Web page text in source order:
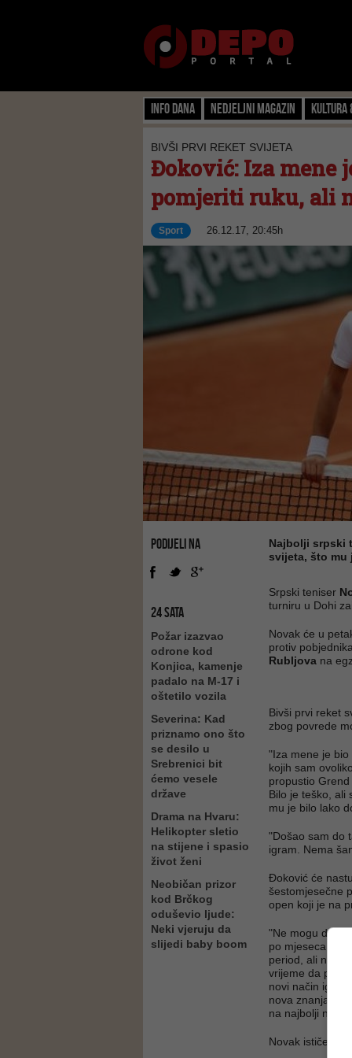
Info dana Nedjeljni magazin Kultura
BIVŠI PRVI REKET SVIJETA
Đoković: Iza mene
pomjeriti ruku, ali
Sport 26.12.17, 20:45h
PODIJELI NA
24 SATA
Požar izazvao
odrone kod
Konjica, kamenje
padalo na M-17 i
oštetilo vozila
Severina: Kad
priznamo ono što
se desilo u
Srebrenici bit
ćemo vesele
države
Drama na Hvaru:
Helikopter sletio
na stijene i spasio
život ženi
Neobičan prizor
kod Brčkog
oduševio ljude:
Neki vjeruju da
slijedi baby boom
Najbolji srpski
svijeta, što mu
Srpski teniser
turniru u Dohi
Novak će u
protiv
Rubljova na
Bivši prvi reket
zbog povrede
"Iza mene je
kojih sam
propustio
Bilo je teško, ali
mu je bilo lako
"Došao sam do
igram. Nema
Đoković će
šestomjesečne
open koji je na
"Ne mogu da
po mjeseca
period, ali
vrijeme da
novi način igre,
nova znanja iz
na najbolji
Novak ističe da